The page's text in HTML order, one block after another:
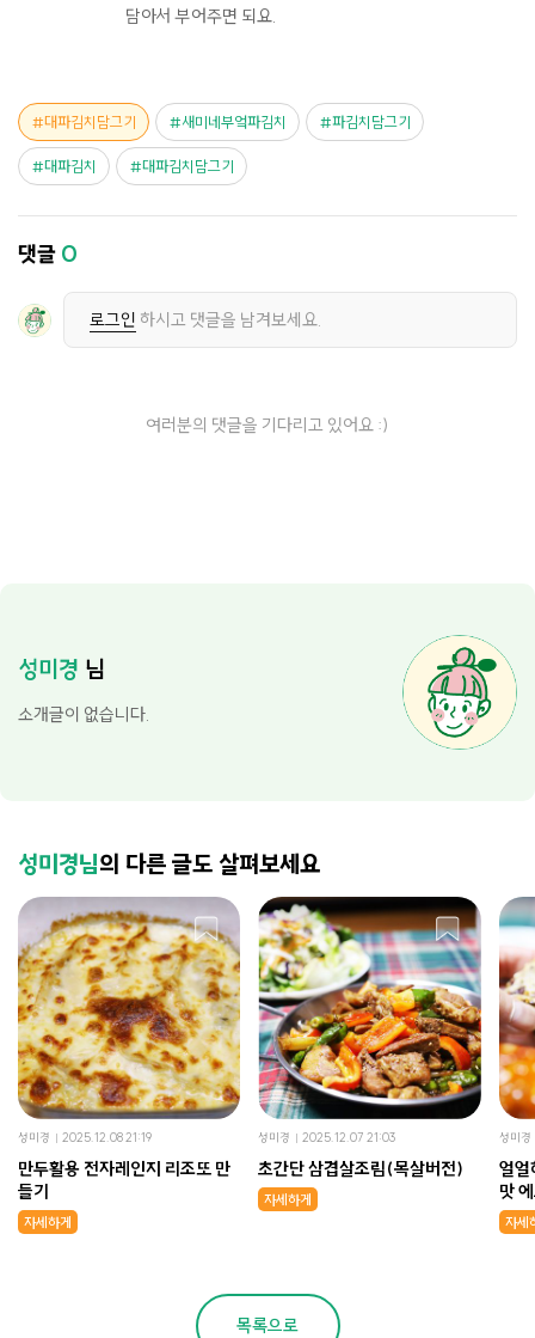
담아서 부어주면 되요.
대파김치담그기 새미네부엌파김치 파김치담그기
대파김치 대파김치담그기
댓글 0
로그인 하시고 댓글을 남겨보세요.
여러분의 댓글을 기다리고 있어요 :)
성미경 님
소개글이 없습니다.
성미경님의 다른 글도 살펴보세요
성미경 2025.12.08 21:19
만두활용 전자레인지 리조또 만
들기
자세하게
성미경 2025.12.07 21:03
초간단 삼겹살조림(목살버전)
자세하게
성미경
얼얼
맛
자세
목록으로